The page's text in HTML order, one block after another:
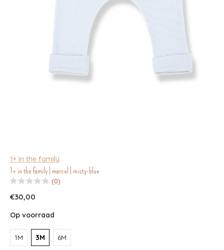
1+ in the family
1+ in the family | marcel | misty-blue
(0)
€30,00
Op voorraad
1M 3M 6M